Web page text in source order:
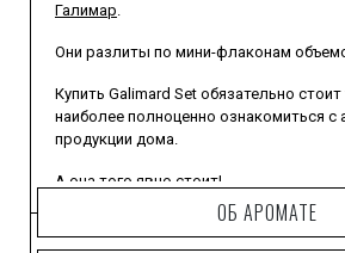
Галимар.
Они разлиты по мини-флаконам
Купить Galimard Set обязательно
наиболее полноценно ознакомиться с
продукции дома.
А она того явно стоит!
Имея его под рукой, вы сможете
необходимую вам композицию,
ОБ АРОМАТЕ